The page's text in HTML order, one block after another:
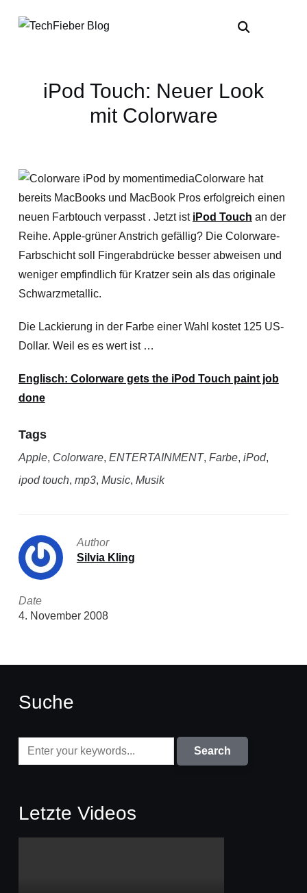
iPod Touch: Neuer Look
mit Colorware
Colorware hat
bereits MacBooks und MacBook Pros erfolgreich einen
neuen Farbtouch verpasst . Jetzt ist iPod Touch an der
Reihe. Apple-grüner Anstrich gefällig? Die Colorware-
Farbschicht soll Fingerabdrücke besser abweisen und
weniger empfindlich für Kratzer sein als das originale
Schwarzmetallic.
Die Lackierung in der Farbe einer Wahl kostet 125 US-
Dollar. Weil es es wert ist …
Englisch: Colorware gets the iPod Touch paint job
done
Tags
Apple, Colorware, ENTERTAINMENT, Farbe, iPod,
ipod touch, mp3, Music, Musik
Author
Silvia Kling
Date
4. November 2008
Suche
Letzte Videos